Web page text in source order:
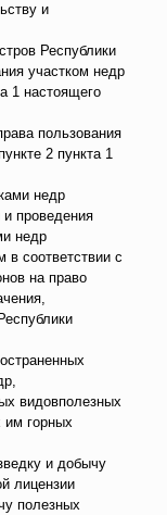
и
Республики
участком недр
1 настоящего
пользования
2 пункта 1
недр
и проведения
недр
соответствии с
на право
видовполезных
им горных
и добычу
лицензии
полезных